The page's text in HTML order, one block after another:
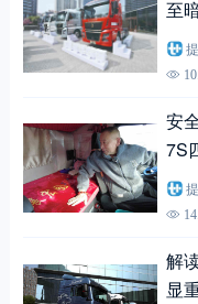
至
安
7S
里长
解
显